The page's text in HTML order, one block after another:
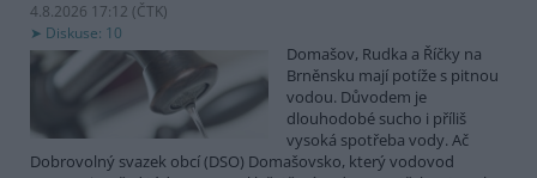
4.8.2026 17:12 (ČTK)
Diskuse: 10
Domašov, Rudka a Říčky na
Brněnsku mají potíže s pitnou
vodou. Důvodem je
dlouhodobé sucho i příliš
vysoká spotřeba vody. Ač
Dobrovolný svazek obcí (DSO) Domašovsko, který vodovod